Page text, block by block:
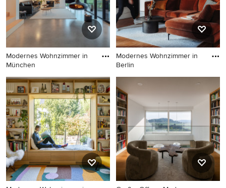
Modernes Wohnzimmer in
München
Modernes Wohnzimmer in
München
Modernes Wohnzimmer in
Berlin
Modernes Wohnzimmer in
Berlin